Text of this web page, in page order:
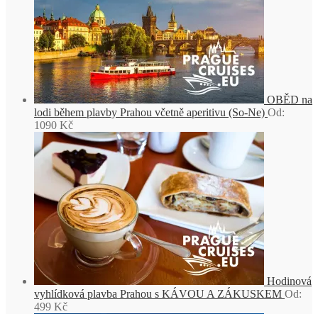
OBĚD na
lodi během plavby Prahou včetně aperitivu (So-Ne) Od:
1090 Kč
Hodinová
vyhlídková plavba Prahou s KÁVOU A ZÁKUSKEM Od:
499 Kč